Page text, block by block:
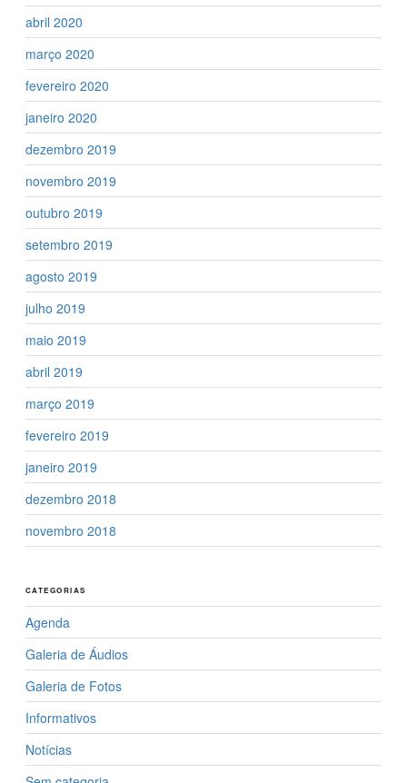
abril 2020
março 2020
fevereiro 2020
janeiro 2020
dezembro 2019
novembro 2019
outubro 2019
setembro 2019
agosto 2019
julho 2019
maio 2019
abril 2019
março 2019
fevereiro 2019
janeiro 2019
dezembro 2018
novembro 2018
CATEGORIAS
Agenda
Galeria de Áudios
Galeria de Fotos
Informativos
Notícias